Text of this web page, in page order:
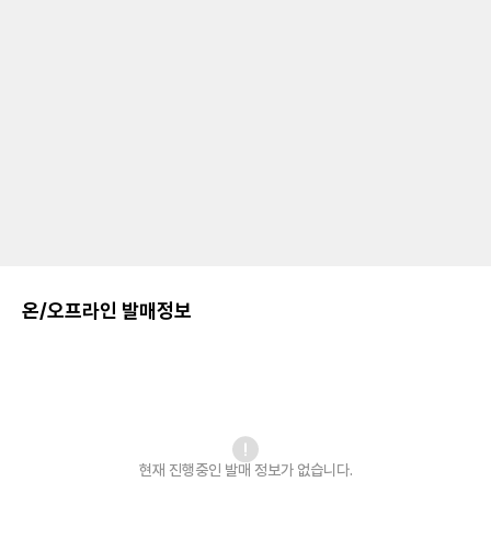
온/오프라인 발매정보
현재 진행중인 발매 정보가 없습니다.